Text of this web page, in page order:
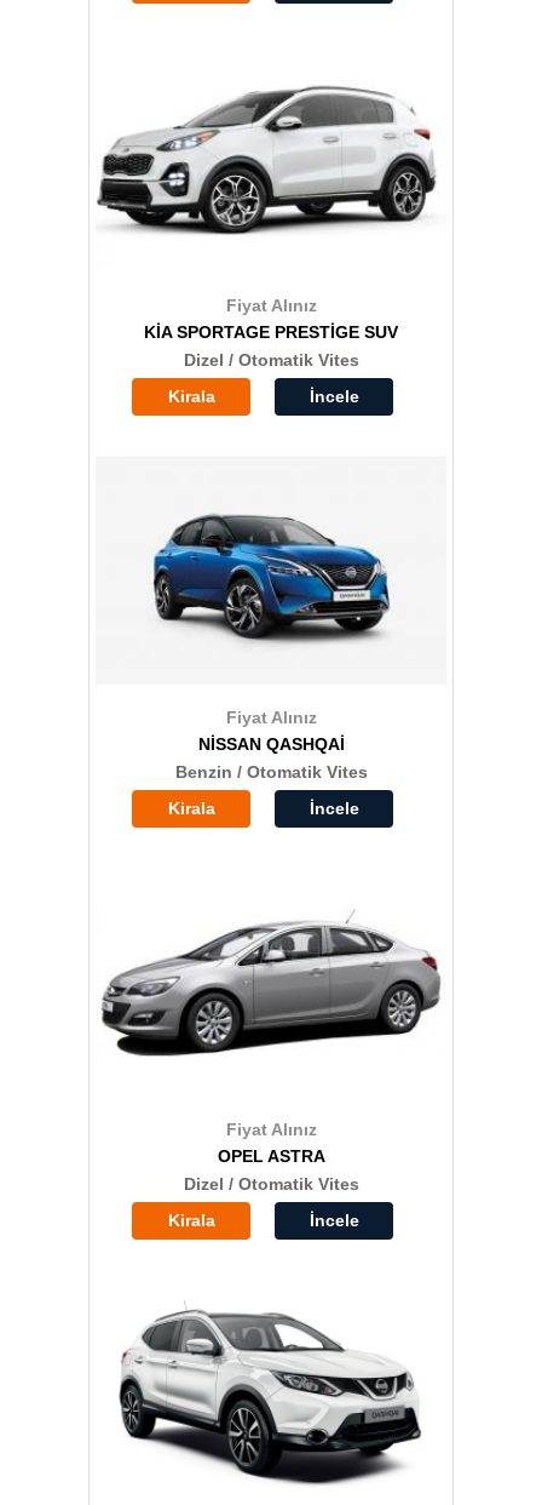
Fiyat Alınız
KİA SPORTAGE PRESTİGE SUV
Dizel / Otomatik Vites
Kirala
İncele
Fiyat Alınız
NİSSAN QASHQAİ
Benzin / Otomatik Vites
Kirala
İncele
Fiyat Alınız
OPEL ASTRA
Dizel / Otomatik Vites
Kirala
İncele